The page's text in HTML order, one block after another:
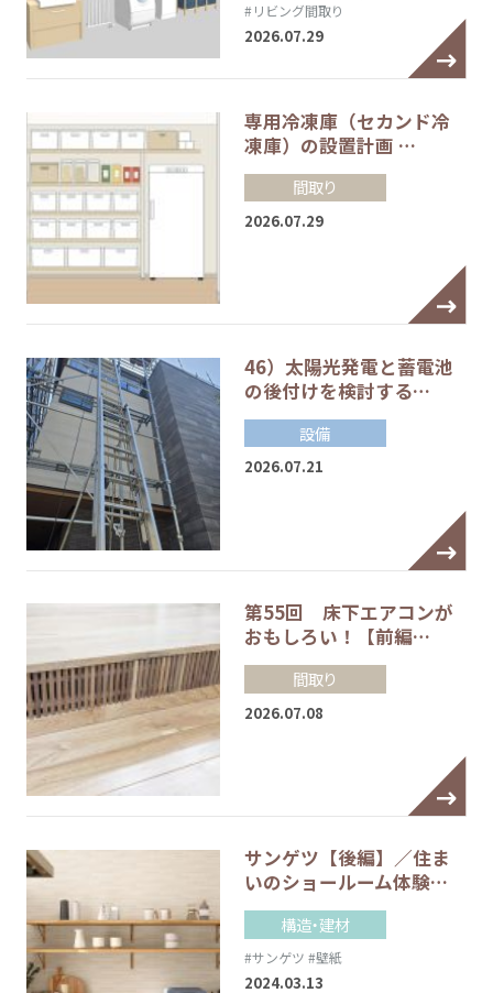
#リビング間取り
2026.07.29
専用冷凍庫（セカンド冷
凍庫）の設置計画 …
間取り
2026.07.29
46）太陽光発電と蓄電池
の後付けを検討する…
設備
2026.07.21
第55回 床下エアコンが
おもしろい！【前編…
間取り
2026.07.08
サンゲツ【後編】／住ま
いのショールーム体験…
構造・建材
#サンゲツ #壁紙
2024.03.13